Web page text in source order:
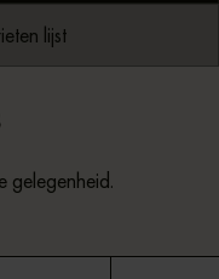
lijst
gelegenheid.